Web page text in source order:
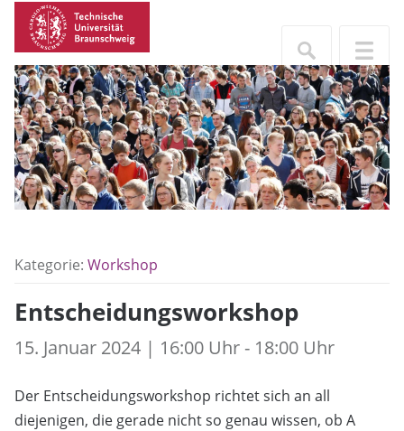
Kategorie: Workshop
Entscheidungsworkshop
15. Januar 2024 | 16:00 Uhr - 18:00 Uhr
Der Entscheidungsworkshop richtet sich an all
diejenigen, die gerade nicht so genau wissen, ob A